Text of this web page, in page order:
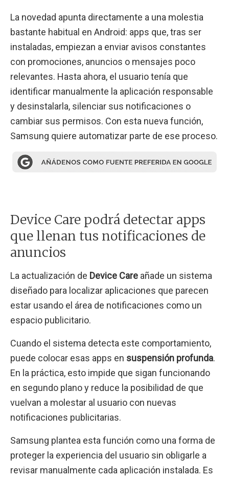
La novedad apunta directamente a una molestia
bastante habitual en Android: apps que, tras ser
instaladas, empiezan a enviar avisos constantes
con promociones, anuncios o mensajes poco
relevantes. Hasta ahora, el usuario tenía que
identificar manualmente la aplicación responsable
y desinstalarla, silenciar sus notificaciones o
cambiar sus permisos. Con esta nueva función,
Samsung quiere automatizar parte de ese proceso.
Device Care podrá detectar apps
que llenan tus notificaciones de
anuncios
La actualización de Device Care añade un sistema
diseñado para localizar aplicaciones que parecen
estar usando el área de notificaciones como un
espacio publicitario.
Cuando el sistema detecta este comportamiento,
puede colocar esas apps en suspensión profunda.
En la práctica, esto impide que sigan funcionando
en segundo plano y reduce la posibilidad de que
vuelvan a molestar al usuario con nuevas
notificaciones publicitarias.
Samsung plantea esta función como una forma de
proteger la experiencia del usuario sin obligarle a
revisar manualmente cada aplicación instalada. Es